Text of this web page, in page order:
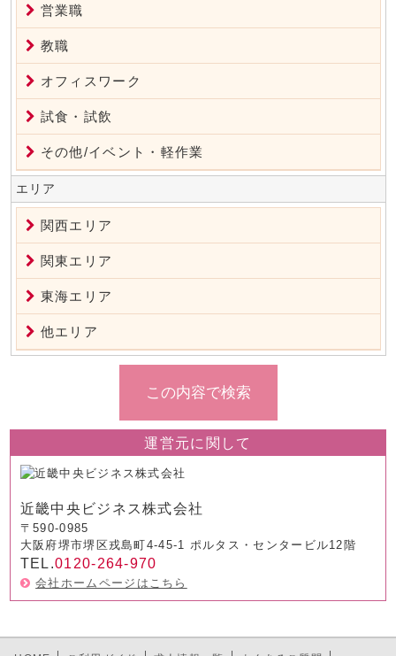
営業職
教職
オフィスワーク
試食・試飲
その他/イベント・軽作業
エリア
関西エリア
関東エリア
東海エリア
他エリア
運営元に関して
近畿中央ビジネス株式会社
〒590-0985
大阪府堺市堺区戎島町4-45-1 ポルタス・センタービル12階
TEL.0120-264-970
会社ホームページはこちら